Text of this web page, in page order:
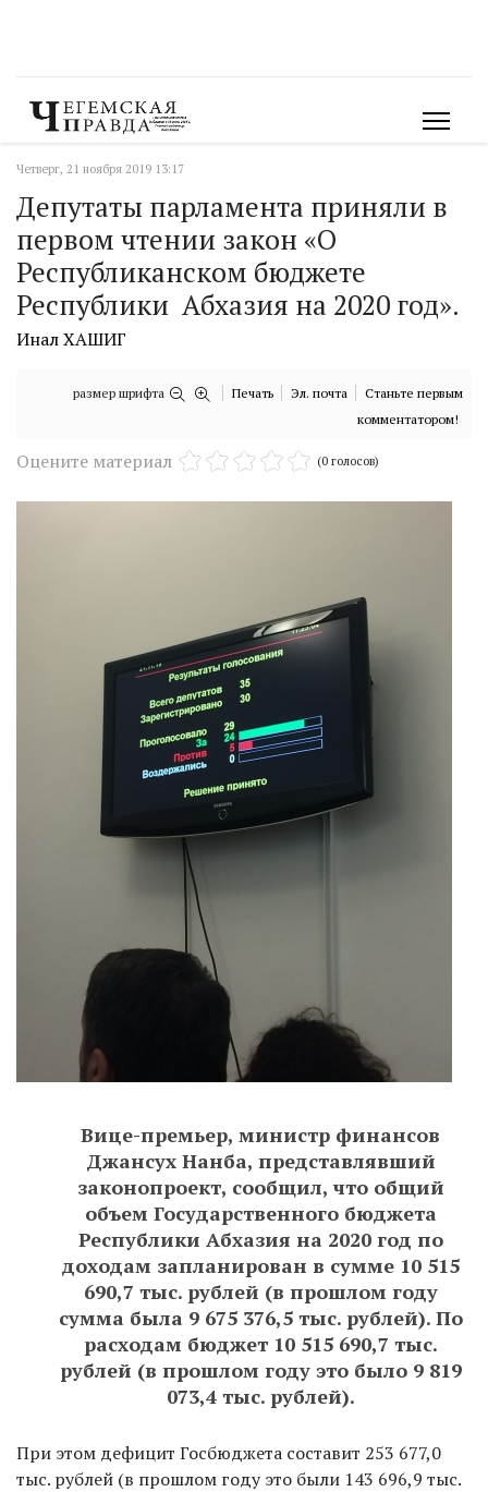
Четверг, 21 ноября 2019 13:17
Депутаты парламента приняли в
первом чтении закон «О
Республиканском бюджете
Республики Абхазия на 2020 год».
Инал ХАШИГ
размер шрифта Печать Эл. почта
Станьте первым
комментатором!
Оцените материал (0 голосов)
Вице-премьер, министр финансов
Джансух Нанба, представлявший
законопроект, сообщил, что общий
объем Государственного бюджета
Республики Абхазия на 2020 год по
доходам запланирован в сумме 10 515
690,7 тыс. рублей (в прошлом году
сумма была 9 675 376,5 тыс. рублей). По
расходам бюджет 10 515 690,7 тыс.
рублей (в прошлом году это было 9 819
073,4 тыс. рублей).
При этом дефицит Госбюджета составит 253 677,0
тыс. рублей (в прошлом году это были 143 696,9 тыс.